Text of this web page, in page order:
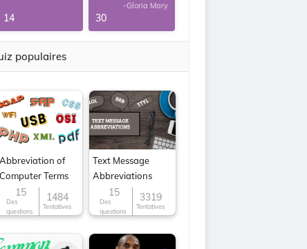
14
-Gloria Mary
30
populaires
Abbreviation of
Computer Terms
15
Des
questions
1484
Tentatives
Text Message
Abbreviations
15
Des
questions
3319
Tentatives